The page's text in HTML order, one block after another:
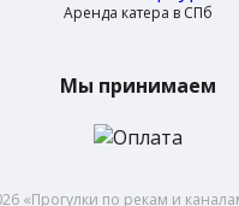
«Прогулки по рекам и
Аренда катера в СПб
Мы принимаем